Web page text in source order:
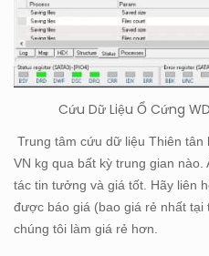
Cứu Dữ Liệu Ổ Cứng
Trung tâm cứu dữ liệu Thiên
VN kg qua bất kỳ trung gian
tác tin tưởng và giá tốt. Hãy liên
được báo giá (bao giá rẻ nhất
chúng tôi làm giá rẻ hơn.